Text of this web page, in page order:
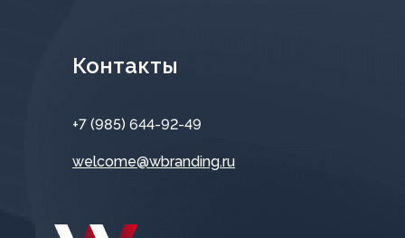
Контакты
+7 (985) 644-92-49
welcome@wbranding.ru